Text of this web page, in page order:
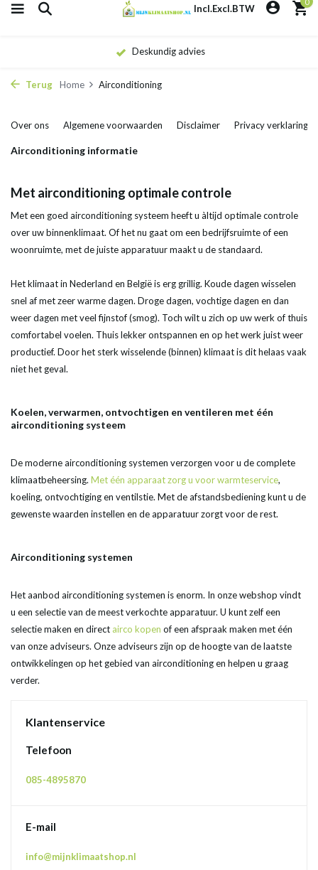
Incl.Excl.BTW
Deskundig advies
Terug Home Airconditioning
Over ons Algemene voorwaarden Disclaimer Privacy verklaring
Airconditioning informatie
Met airconditioning optimale controle
Met een goed airconditioning systeem heeft u àltijd optimale controle
over uw binnenklimaat. Of het nu gaat om een bedrijfsruimte of een
woonruimte, met de juiste apparatuur maakt u de standaard.
Het klimaat in Nederland en België is erg grillig. Koude dagen wisselen
snel af met zeer warme dagen. Droge dagen, vochtige dagen en dan
weer dagen met veel fijnstof (smog). Toch wilt u zich op uw werk of thuis
comfortabel voelen. Thuis lekker ontspannen en op het werk juist weer
productief. Door het sterk wisselende (binnen) klimaat is dit helaas vaak
niet het geval.
Koelen, verwarmen, ontvochtigen en ventileren met één
airconditioning systeem
De moderne airconditioning systemen verzorgen voor u de complete
klimaatbeheersing. Met één apparaat zorg u voor warmteservice,
koeling, ontvochtiging en ventilstie. Met de afstandsbediening kunt u de
gewenste waarden instellen en de apparatuur zorgt voor de rest.
Airconditioning systemen
Het aanbod airconditioning systemen is enorm. In onze webshop vindt
u een selectie van de meest verkochte apparatuur. U kunt zelf een
selectie maken en direct airco kopen of een afspraak maken met één
van onze adviseurs. Onze adviseurs zijn op de hoogte van de laatste
ontwikkelingen op het gebied van airconditioning en helpen u graag
verder.
Klantenservice
Telefoon
085-4895870
E-mail
info@mijnklimaatshop.nl